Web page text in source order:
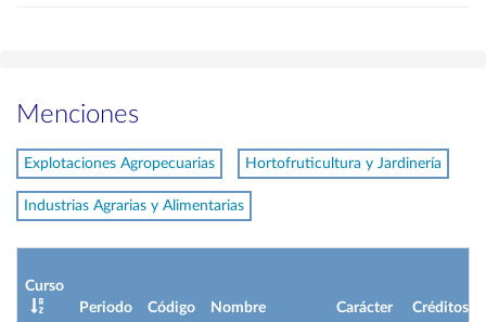
Menciones
Explotaciones Agropecuarias Hortofruticultura y Jardinería
Industrias Agrarias y Alimentarias
Curso
Periodo
Código Nombre Carácter Créditos